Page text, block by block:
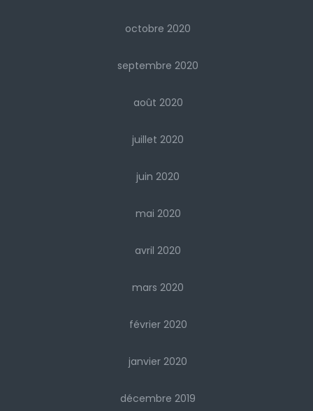
octobre 2020
septembre 2020
août 2020
juillet 2020
juin 2020
mai 2020
avril 2020
mars 2020
février 2020
janvier 2020
décembre 2019